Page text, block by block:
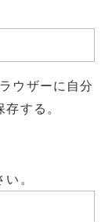
ウザーに自分
する。
。